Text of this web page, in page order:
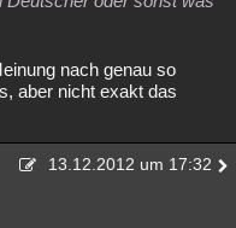
nach genau so
aber nicht exakt das
13.12.2012 um 17:32